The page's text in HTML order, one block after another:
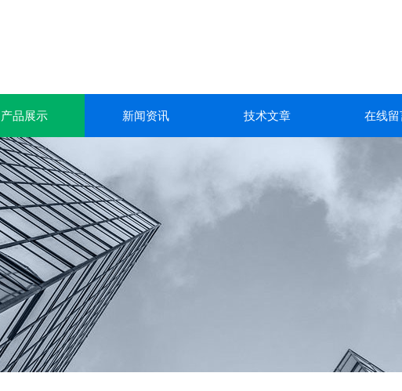
产品展示 新闻资讯 技术文章 在线留